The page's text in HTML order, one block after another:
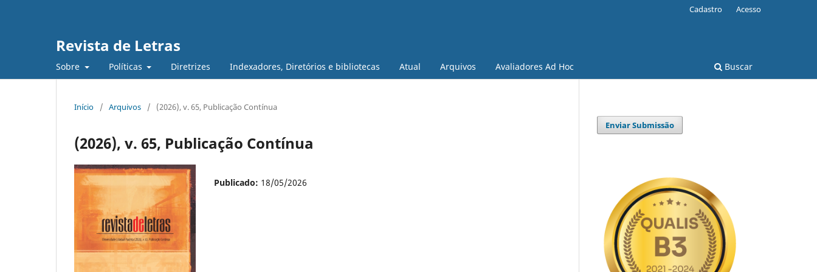
Revista de Letras
Sobre Políticas Diretrizes Indexadores, Diretórios e bibliotecas Atual Arquivos Avaliadores Ad Hoc Buscar
Cadastro Acesso
Início / Arquivos / (2026), v. 65, Publicação Contínua
(2026), v. 65, Publicação Contínua
Publicado: 18/05/2026
Enviar Submissão